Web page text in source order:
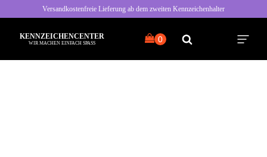
Versandkostenfreie Lieferung ab dem zweiten Kennzeichenhalter
KENNZEICHENCENTER
WIR MACHEN EINFACH SPASS